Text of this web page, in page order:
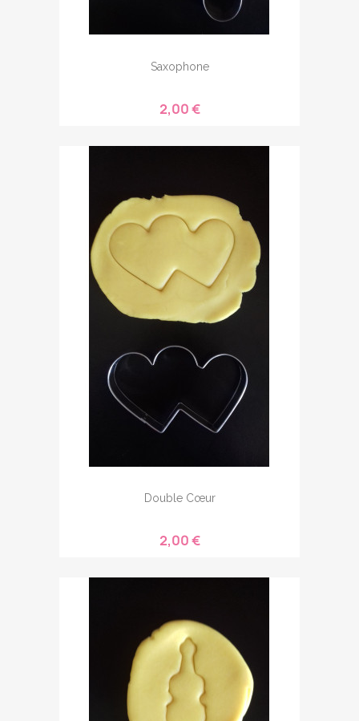
Saxophone
2,00 €
Double Cœur
2,00 €